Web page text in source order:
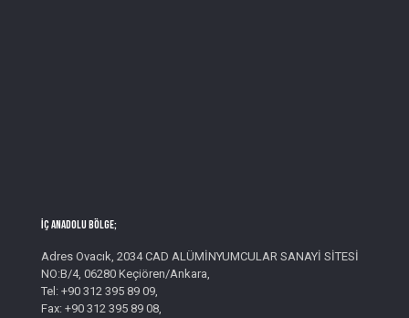
İç Anadolu Bölge;
Adres Ovacık, 2034 CAD ALÜMİNYUMCULAR SANAYİ SİTESİ
NO:B/4, 06280 Keçiören/Ankara,
Tel: +90 312 395 89 09,
Fax: +90 312 395 89 08,